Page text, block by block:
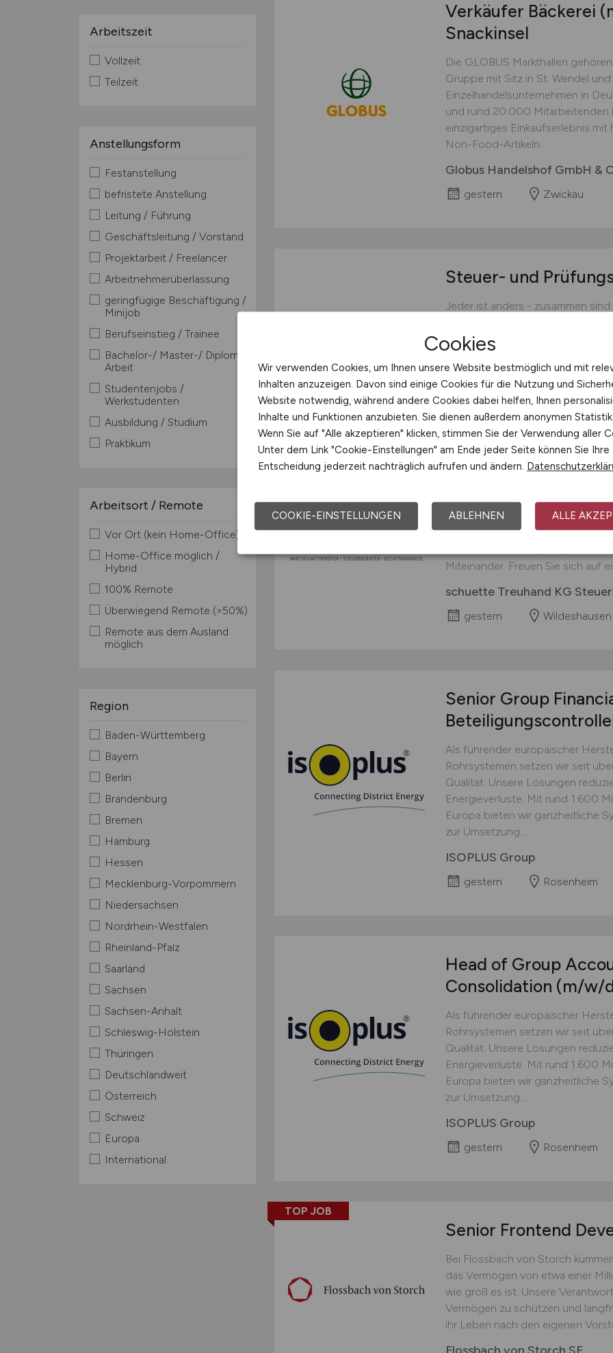
Arbeitszeit
Vollzeit
Teilzeit
Anstellungsform
Festanstellung
befristete Anstellung
Leitung / Führung
Geschäftsleitung / Vorstand
Projektarbeit / Freelancer
Arbeitnehmerüberlassung
geringfügige Beschäftigung /
Minijob
Berufseinstieg / Trainee
Bachelor-/ Master-/ Diplom-
Arbeit
Studentenjobs /
Werkstudenten
Ausbildung / Studium
Praktikum
Arbeitsort / Remote
Vor Ort (kein Home-Office)
Home-Office möglich /
Hybrid
100% Remote
Überwiegend Remote (>50%)
Remote aus dem Ausland
möglich
Region
Baden-Württemberg
Bayern
Berlin
Brandenburg
Bremen
Hamburg
Hessen
Mecklenburg-Vorpommern
Niedersachsen
Nordrhein-Westfalen
Rheinland-Pfalz
Saarland
Sachsen
Sachsen-Anhalt
Schleswig-Holstein
Thüringen
Deutschlandweit
Österreich
Schweiz
Europa
International
Verkäufer Bäckerei
Snackinsel
Die GLOBUS Markthallen
Gruppe mit Sitz in St. Wendel
Einzelhandelsunternehmen in
und rund 20.000 Mitarbeitenden
einzigartiges Einkaufserlebnis
Non-Food-Artikeln....
Globus Handelshof GmbH &
gestern Zwickau
Steuer- und
Jeder ist anders - zusammen
Wenn wir verschiedene Stärken,
miteinander verknüpfen,
Miteinander. Freuen Sie sich auf
schuette Treuhand KG
gestern Wildeshausen
Jeder ist anders - zusammen
Wenn wir verschiedene Stärken,
miteinander verknüpfen,
Miteinander. Freuen Sie sich auf
schuette Treuhand KG
gestern Wildeshausen
Senior Group
Als führender europäischer
Rohrsystemen setzen wir seit
Qualität. Unsere Lösungen
Energieverluste. Mit rund 1.600
Europa bieten wir ganzheitliche
zur Umsetzung....
ISOPLUS Group
gestern Rosenheim
Head of Group
Consolidation (m/w/
Als führender europäischer
Rohrsystemen setzen wir seit
Qualität. Unsere Lösungen
Energieverluste. Mit rund 1.600
Europa bieten wir ganzheitliche
zur Umsetzung....
ISOPLUS Group
gestern Rosenheim
TOP JOB
Senior Frontend
Bei Flossbach von Storch
das Vermögen von etwa einer
wie groß es ist. Unsere
Vermögen zu schützen und
ihr Leben nach den eigenen
Cookies
Wir verwenden Cookies, um Ihnen unsere Website bestmöglich und mit
Inhalten anzuzeigen. Davon sind einige Cookies für die Nutzung und
Website notwendig, während andere Cookies dabei helfen, Ihnen
Inhalte und Funktionen anzubieten. Sie dienen außerdem anonymen
Wenn Sie auf "Alle akzeptieren" klicken, stimmen Sie der Verwendung aller
Unter dem Link "Cookie-Einstellungen" am Ende jeder Seite können Sie Ihre
Entscheidung jederzeit nachträglich aufrufen und ändern.
COOKIE-EINSTELLUNGEN ABLEHNEN ALLE